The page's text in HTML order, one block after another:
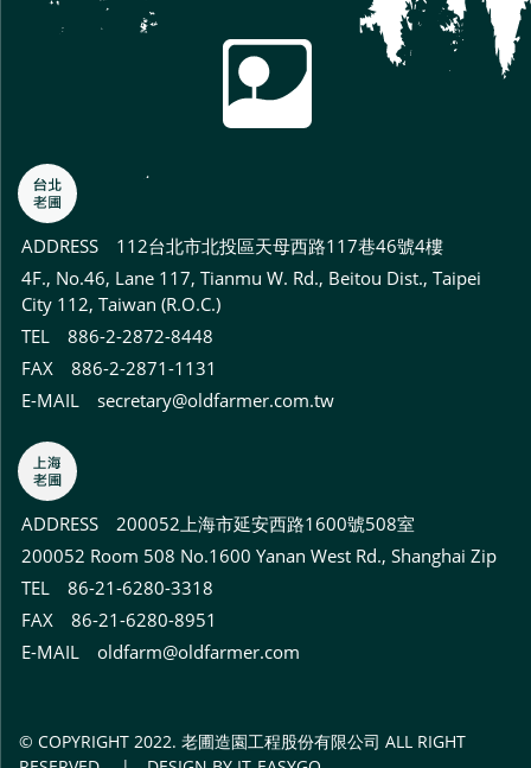
ADDRESS 112台北市北投區天母西路117巷46號4樓
4F., No.46, Lane 117, Tianmu W. Rd., Beitou Dist., Taipei
City 112, Taiwan (R.O.C.)
TEL 886-2-2872-8448
FAX 886-2-2871-1131
E-MAIL secretary@oldfarmer.com.tw
ADDRESS 200052上海市延安西路1600號508室
200052 Room 508 No.1600 Yanan West Rd., Shanghai Zip
TEL 86-21-6280-3318
FAX 86-21-6280-8951
E-MAIL oldfarm@oldfarmer.com
© COPYRIGHT 2022. 老圃造園工程股份有限公司 ALL RIGHT